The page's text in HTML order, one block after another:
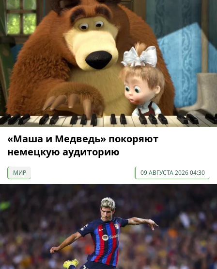
«Маша и Медведь» покоряют
немецкую аудиторию
МИР 09 АВГУСТА 2026 04:30